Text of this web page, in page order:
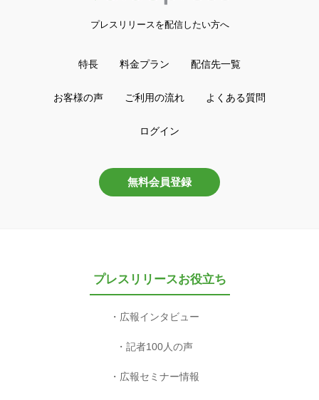
プレスリリースを配信したい方へ
特長 料金プラン 配信先一覧
お客様の声 ご利用の流れ よくある質問
ログイン
無料会員登録
プレスリリースお役立ち
広報インタビュー
記者100人の声
広報セミナー情報